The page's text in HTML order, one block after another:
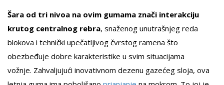
Šara od tri nivoa na ovim gumama znači interakciju
krutog centralnog rebra, snaženog unutrašnjeg reda
blokova i tehnički upečatljivog čvrstog ramena što
obezbeđuje dobre karakteristike u svim situacijama
vožnje. Zahvaljujući inovativnom dezenu gazećeg sloja, ova